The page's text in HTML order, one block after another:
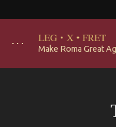
･･･ LEG · X · FRET
Make Roma Great